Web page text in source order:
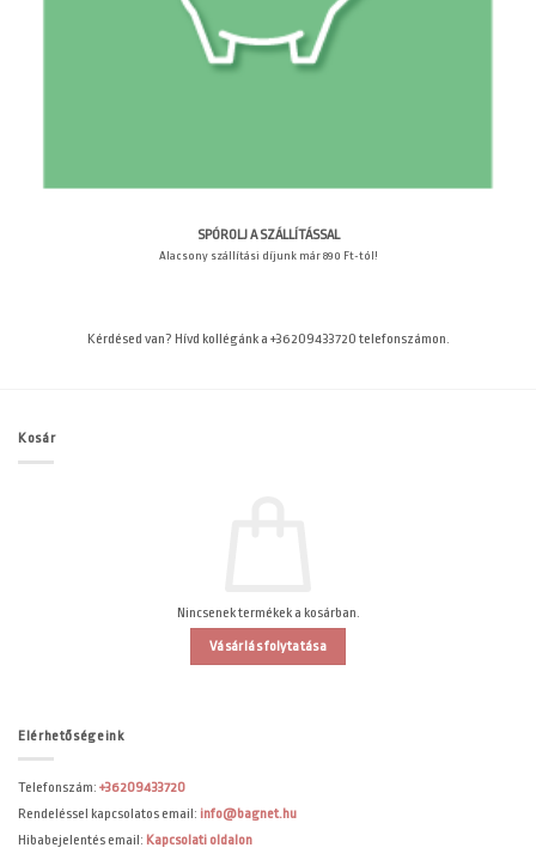
SPÓROLJ A SZÁLLÍTÁSSAL
Alacsony szállítási díjunk már 890 Ft-tól!
Kérdésed van? Hívd kollégánk a +36209433720 telefonszámon.
Kosár
Nincsenek termékek a kosárban.
Vásárlás folytatása
Elérhetőségeink
Telefonszám: +36209433720
Rendeléssel kapcsolatos email: info@bagnet.hu
Hibabejelentés email: Kapcsolati oldalon